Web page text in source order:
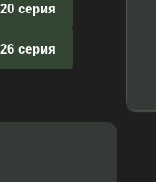
20 серия
26 серия